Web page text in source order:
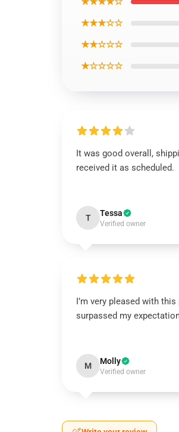
★★★☆☆
★★☆☆☆
★☆☆☆☆
It was good overall,
received it as scheduled.
T Tessa
Verified owner
I’m very pleased with
surpassed my
M Molly
Verified owner